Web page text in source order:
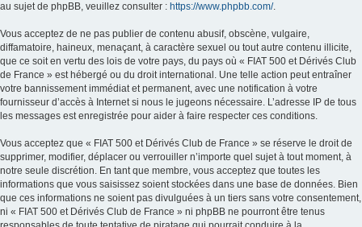
au sujet de phpBB, veuillez consulter : https://www.phpbb.com/.
Vous acceptez de ne pas publier de contenu abusif, obscène, vulgaire,
diffamatoire, haineux, menaçant, à caractère sexuel ou tout autre contenu illicite,
que ce soit en vertu des lois de votre pays, du pays où « FIAT 500 et Dérivés Club
de France » est hébergé ou du droit international. Une telle action peut entraîner
votre bannissement immédiat et permanent, avec une notification à votre
fournisseur d’accès à Internet si nous le jugeons nécessaire. L’adresse IP de tous
les messages est enregistrée pour aider à faire respecter ces conditions.
Vous acceptez que « FIAT 500 et Dérivés Club de France » se réserve le droit de
supprimer, modifier, déplacer ou verrouiller n’importe quel sujet à tout moment, à
notre seule discrétion. En tant que membre, vous acceptez que toutes les
informations que vous saisissez soient stockées dans une base de données. Bien
que ces informations ne soient pas divulguées à un tiers sans votre consentement,
ni « FIAT 500 et Dérivés Club de France » ni phpBB ne pourront être tenus